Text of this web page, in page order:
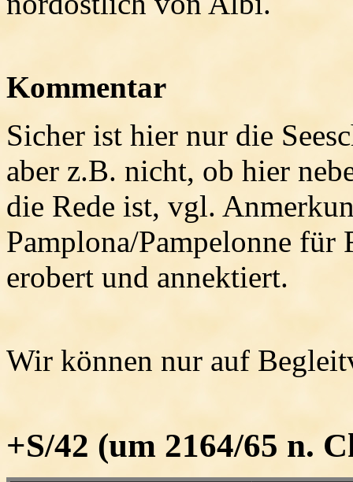
Kommentar
Sicher ist hier nur die
aber z.B. nicht, ob hier
die Rede ist, vgl.
Pamplona/Pampelonne für
erobert und annektiert.
Wir können nur auf
+S/42 (um 2164/65 n.